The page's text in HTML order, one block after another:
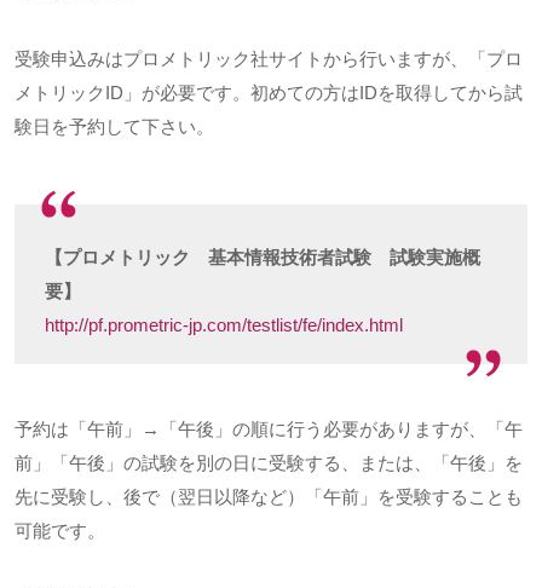
受験申込みはプロメトリック社サイトから行いますが、「プロ
メトリックID 」が必要です。初めての方はIDを取得してから試
験日を予約して下さい。
【プロメトリック 基本情報技術者試験 試験実施概
要】
http://pf.prometric-jp.com/testlist/fe/index.html
予約は「午前」→「午後」の順に行う必要がありますが、「午
前」「午後」の試験を別の日に受験する、または、「午後」を
先に受験し、後で（翌日以降など）「午前」を受験することも
可能です。